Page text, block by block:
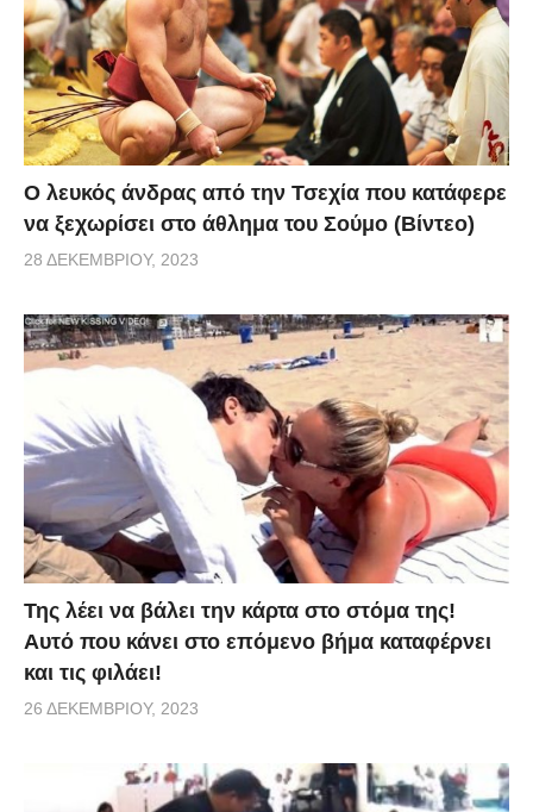
επιτροπή, όσο και το κοινό ξέσπασαν σε κλάματα.
Mάλιστα, ένας από τους κριτές πάτησε αμέσως το
κουμπί για να γυρίσει προς την σκηνή, ενώ από τον
ενθουσιασμό του ανέβηκε πάνω στην καρέκλα!
Ο λευκός άνδρας από την Τσεχία που κατάφερε
να ξεχωρίσει στο άθλημα του Σούμο (Βίντεο)
28 ΔΕΚΕΜΒΡΊΟΥ, 2023
Της λέει να βάλει την κάρτα στο στόμα της!
Αυτό που κάνει στο επόμενο βήμα καταφέρνει
και τις φιλάει!
26 ΔΕΚΕΜΒΡΊΟΥ, 2023